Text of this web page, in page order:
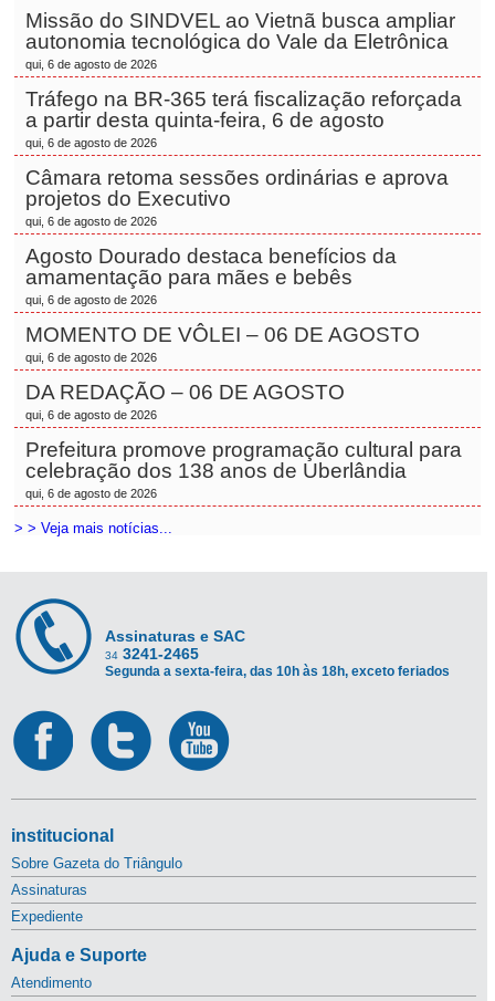
Missão do SINDVEL ao Vietnã busca ampliar
autonomia tecnológica do Vale da Eletrônica
qui, 6 de agosto de 2026
Tráfego na BR-365 terá fiscalização reforçada
a partir desta quinta-feira, 6 de agosto
qui, 6 de agosto de 2026
Câmara retoma sessões ordinárias e aprova
projetos do Executivo
qui, 6 de agosto de 2026
Agosto Dourado destaca benefícios da
amamentação para mães e bebês
qui, 6 de agosto de 2026
MOMENTO DE VÔLEI – 06 DE AGOSTO
qui, 6 de agosto de 2026
DA REDAÇÃO – 06 DE AGOSTO
qui, 6 de agosto de 2026
Prefeitura promove programação cultural para
celebração dos 138 anos de Uberlândia
qui, 6 de agosto de 2026
> > Veja mais notícias...
Assinaturas e SAC
34 3241-2465
Segunda a sexta-feira, das 10h às 18h, exceto feriados
institucional
Sobre Gazeta do Triângulo
Assinaturas
Expediente
Ajuda e Suporte
Atendimento